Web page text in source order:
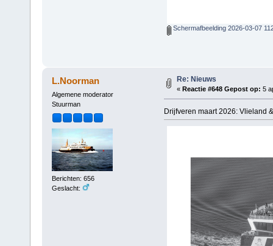
Schermafbeelding 2026-03-07
L.Noorman
Algemene moderator
Stuurman
Berichten: 656
Geslacht:
Re: Nieuws
« Reactie #648 Gepost op: 5
Drijfveren maart 2026: Vlieland